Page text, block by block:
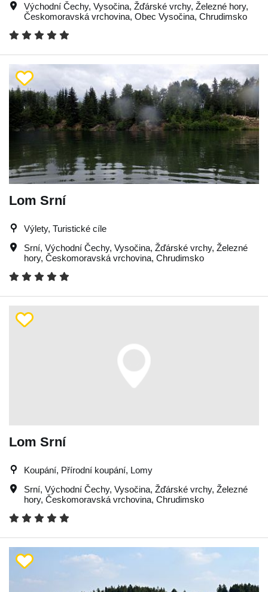
Východní Čechy, Vysočina, Žďárské vrchy, Železné hory,
Českomoravská vrchovina, Obec Vysočina, Chrudimsko
Lom Srní
Výlety, Turistické cíle
Srní, Východní Čechy, Vysočina, Žďárské vrchy, Železné
hory, Českomoravská vrchovina, Chrudimsko
Lom Srní
Koupání, Přírodní koupání, Lomy
Srní, Východní Čechy, Vysočina, Žďárské vrchy, Železné
hory, Českomoravská vrchovina, Chrudimsko